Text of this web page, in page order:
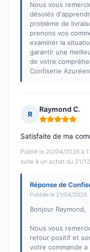
Nous vous
désolés
problème de
prenons vos
examiner la
garantir une
de votre
Confiserie
R
Raymond C.
Note : 5 sur 5
Publié le 20/04/2026 à
suite à un achat du 31/
Satisfaite de ma
Réponse de
Publiée le 21/04/2026
Bonjour Raymond,
Nous vous
retour positif et
votre commande